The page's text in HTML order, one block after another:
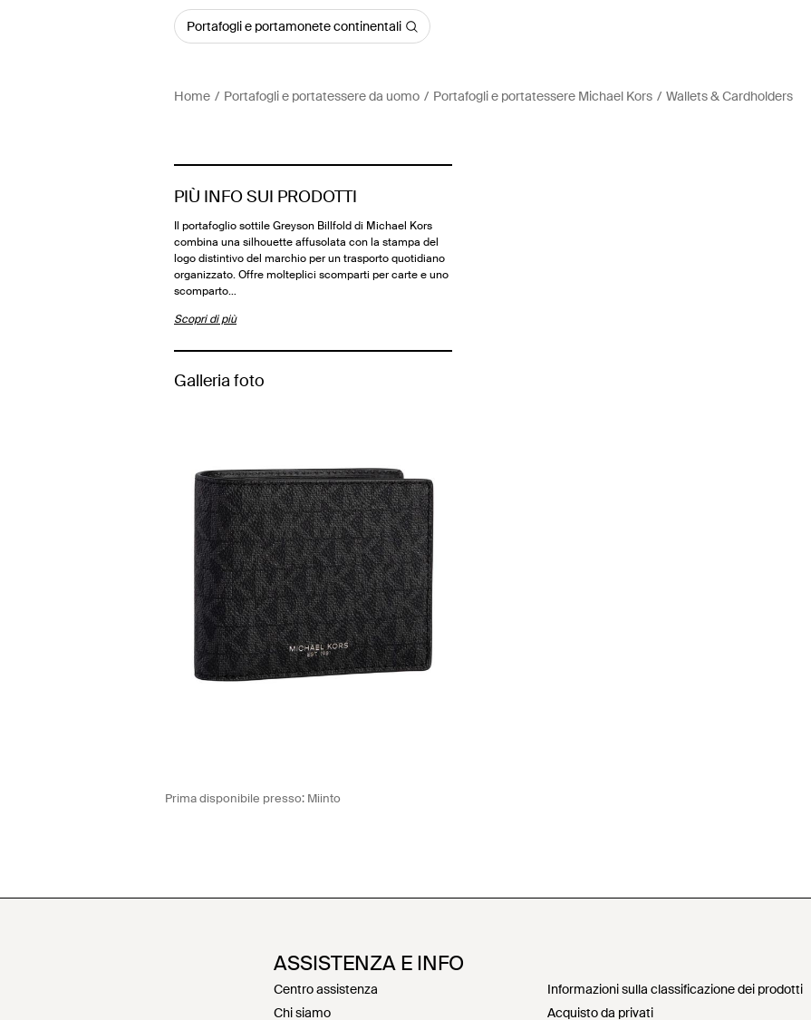
Portafogli e portamonete continentali
Home Portafogli e portatessere da uomo Portafogli e portatessere Michael Kors Wallets & Cardholders
PIÙ INFO SUI PRODOTTI
Il portafoglio sottile Greyson Billfold di Michael Kors
combina una silhouette affusolata con la stampa del
logo distintivo del marchio per un trasporto quotidiano
organizzato. Offre molteplici scomparti per carte e uno
scomparto…
Scopri di più
Galleria foto
Prima disponibile presso: Miinto
ASSISTENZA E INFO
Centro assistenza
Chi siamo
Informazioni sulla classificazione dei prodotti
Acquisto da privati